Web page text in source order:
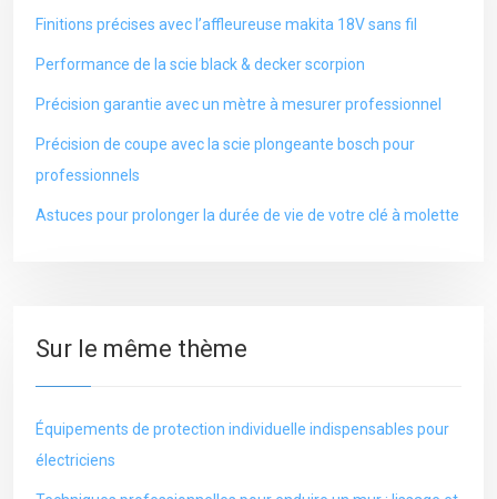
Finitions précises avec l’affleureuse makita 18V sans fil
Performance de la scie black & decker scorpion
Précision garantie avec un mètre à mesurer professionnel
Précision de coupe avec la scie plongeante bosch pour
professionnels
Astuces pour prolonger la durée de vie de votre clé à molette
Sur le même thème
Équipements de protection individuelle indispensables pour
électriciens